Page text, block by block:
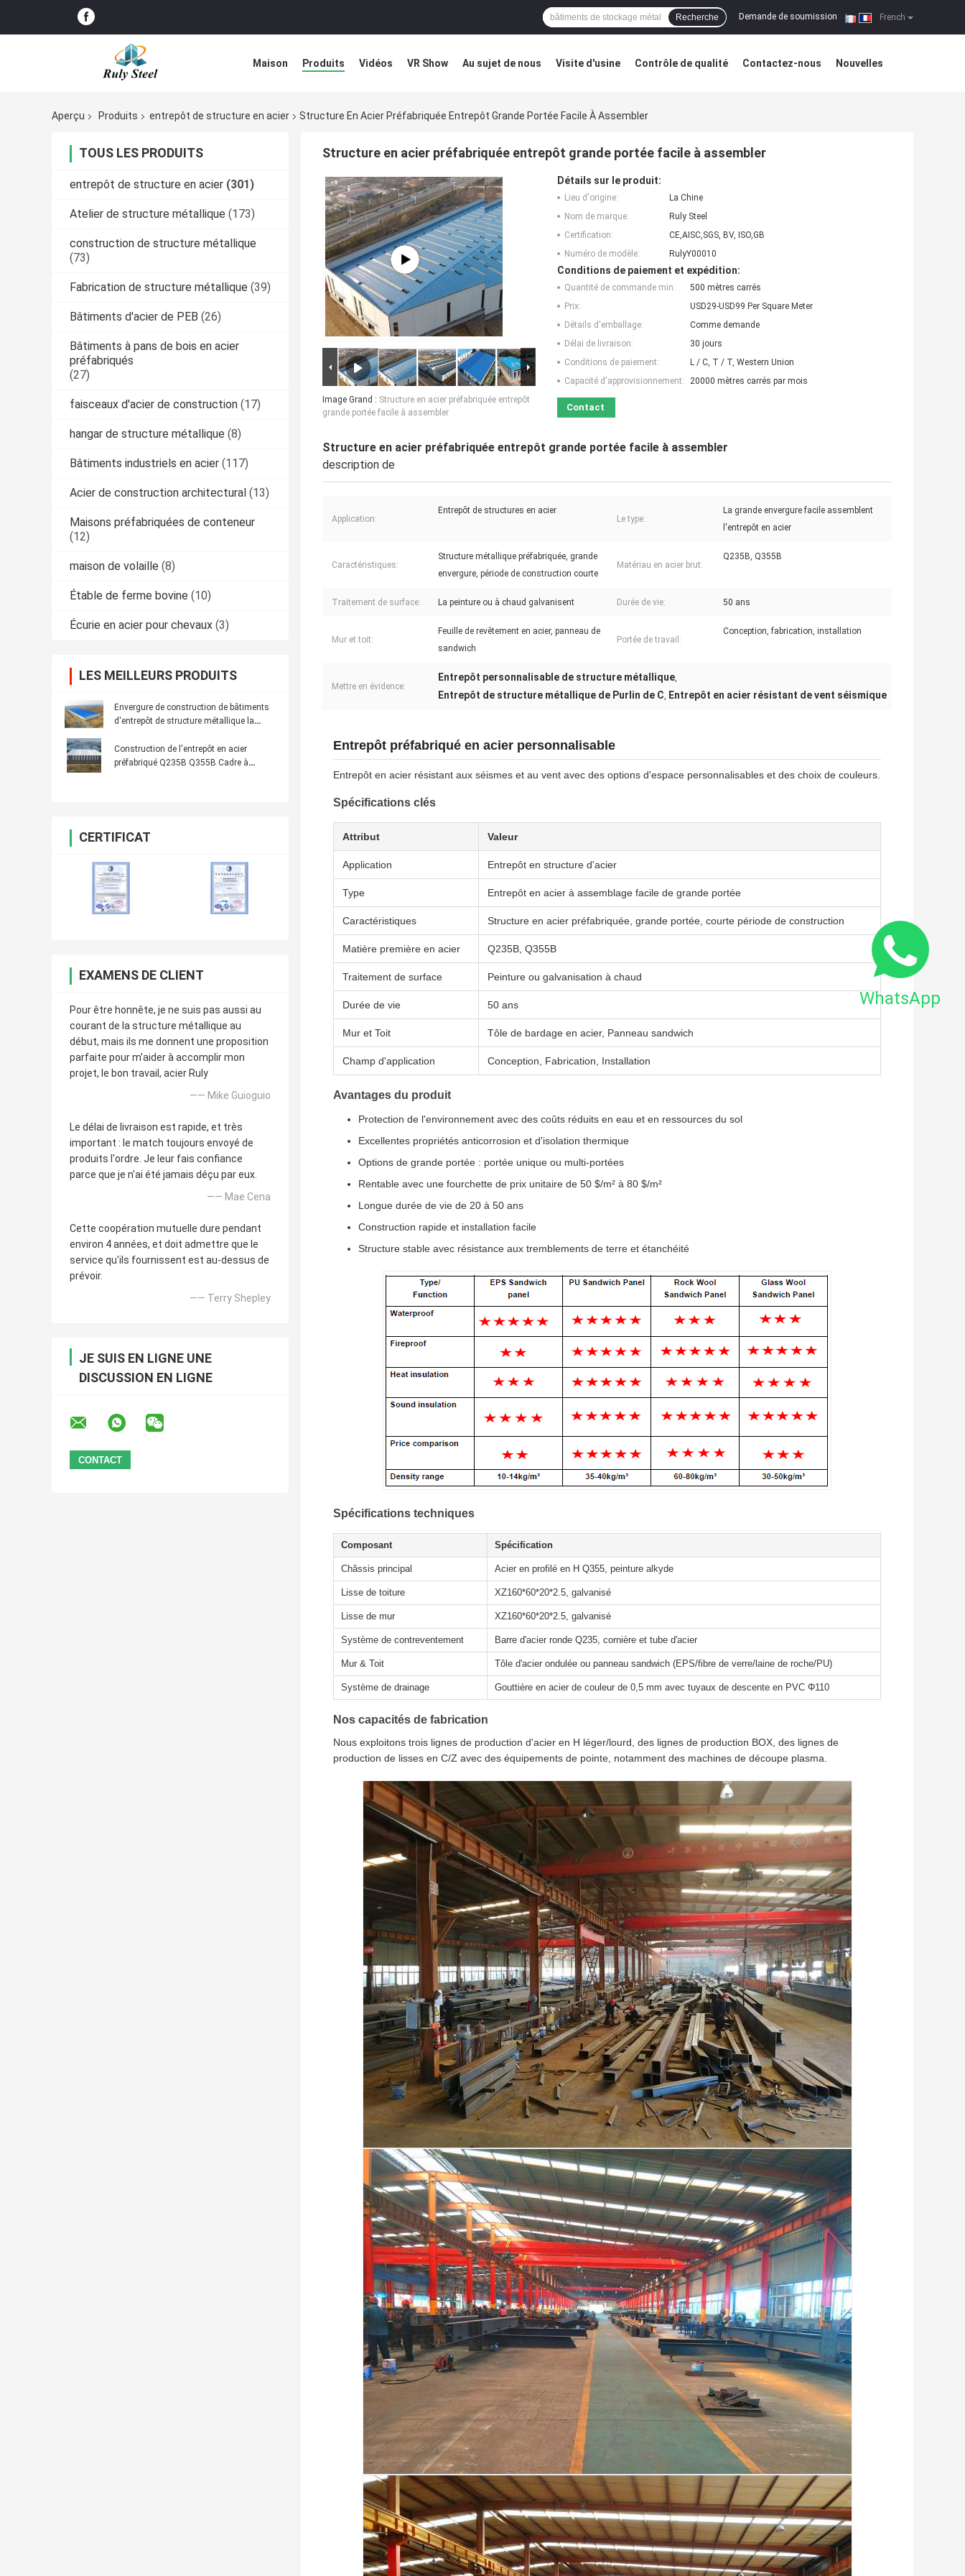
French
Demande de soumission |
Recherche
Maison Produits Vidéos VR Show Au sujet de nous Visite d'usine Contrôle de qualité Contactez-nous Nouvelles
Aperçu
Produits entrepôt de structure en acier Structure En Acier Préfabriquée Entrepôt Grande Portée Facile À Assembler
TOUS LES PRODUITS
entrepôt de structure en acier (301)
Atelier de structure métallique (173)
construction de structure métallique
(73)
Fabrication de structure métallique (39)
Bâtiments d'acier de PEB (26)
Bâtiments à pans de bois en acier
préfabriqués
(27)
faisceaux d'acier de construction (17)
hangar de structure métallique (8)
Bâtiments industriels en acier (117)
Acier de construction architectural (13)
Maisons préfabriquées de conteneur
(12)
maison de volaille (8)
Étable de ferme bovine (10)
Écurie en acier pour chevaux (3)
LES MEILLEURS PRODUITS
Envergure de construction de bâtiments
d'entrepôt de structure métallique la
Construction de l'entrepôt en acier
préfabriqué Q235B Q355B Cadre à
CERTIFICAT
EXAMENS DE CLIENT
Pour être honnête, je ne suis pas aussi au
courant de la structure métallique au
début, mais ils me donnent une proposition
parfaite pour m'aider à accomplir mon
projet, le bon travail, acier Ruly
—— Mike Guioguio
Le délai de livraison est rapide, et très
important : le match toujours envoyé de
produits l'ordre. Je leur fais confiance
parce que je n'ai été jamais déçu par eux.
—— Mae Cena
Cette coopération mutuelle dure pendant
environ 4 années, et doit admettre que le
service qu'ils fournissent est au-dessus de
prévoir.
—— Terry Shepley
JE SUIS EN LIGNE UNE
DISCUSSION EN LIGNE
Structure en acier préfabriquée entrepôt grande portée facile à assembler
Image Grand : Structure en acier préfabriquée entrepôt
grande portée facile à assembler
Détails sur le produit:
Lieu d'origine:
La Chine
Nom de marque:
Ruly Steel
Certification:
CE,AISC,SGS, BV, ISO,GB
Numéro de modèle:
RulyY00010
Conditions de paiement et expédition:
Quantité de commande min:
500 mètres carrés
Prix:
USD29-USD99 Per Square Meter
Détails d'emballage:
Comme demande
Délai de livraison:
30 jours
Conditions de paiement:
L / C, T / T, Western Union
Capacité d'approvisionnement:
20000 mètres carrés par mois
Contact
Structure en acier préfabriquée entrepôt grande portée facile à assembler
description de
Application:
Entrepôt de structures en acier
Le type:
La grande envergure facile assemblent
l'entrepôt en acier
Caractéristiques:
Structure métallique préfabriquée, grande
envergure, période de construction courte
Matériau en acier brut:
Q235B, Q355B
Traitement de surface: La peinture ou à chaud galvanisent Durée de vie: 50 ans
Mur et toit:
Feuille de revêtement en acier, panneau de
sandwich
Portée de travail:
Conception, fabrication, installation
Mettre en évidence:
Entrepôt personnalisable de structure métallique,
Entrepôt de structure métallique de Purlin de C, Entrepôt en acier résistant de vent séismique
Entrepôt préfabriqué en acier personnalisable
Entrepôt en acier résistant aux séismes et au vent avec des options d'espace personnalisables et des choix de couleurs.
Spécifications clés
Attribut Valeur
Application Entrepôt en structure d'acier
Type Entrepôt en acier à assemblage facile de grande portée
Caractéristiques Structure en acier préfabriquée, grande portée, courte période de construction
Matière première en acier Q235B, Q355B
Traitement de surface Peinture ou galvanisation à chaud
Durée de vie 50 ans
Mur et Toit Tôle de bardage en acier, Panneau sandwich
Champ d'application Conception, Fabrication, Installation
Avantages du produit
Protection de l'environnement avec des coûts réduits en eau et en ressources du sol
Excellentes propriétés anticorrosion et d'isolation thermique
Options de grande portée : portée unique ou multi-portées
Rentable avec une fourchette de prix unitaire de 50 $/m² à 80 $/m²
Longue durée de vie de 20 à 50 ans
Construction rapide et installation facile
Structure stable avec résistance aux tremblements de terre et étanchéité
Spécifications techniques
Composant Spécification
Châssis principal Acier en profilé en H Q355, peinture alkyde
Lisse de toiture XZ160*60*20*2.5, galvanisé
Lisse de mur XZ160*60*20*2.5, galvanisé
Système de contreventement Barre d'acier ronde Q235, cornière et tube d'acier
Mur & Toit Tôle d'acier ondulée ou panneau sandwich (EPS/fibre de verre/laine de roche/PU)
Système de drainage Gouttière en acier de couleur de 0,5 mm avec tuyaux de descente en PVC Φ110
Nos capacités de fabrication
Nous exploitons trois lignes de production d'acier en H léger/lourd, des lignes de production BOX, des lignes de
production de lisses en C/Z avec des équipements de pointe, notamment des machines de découpe plasma.
WhatsApp